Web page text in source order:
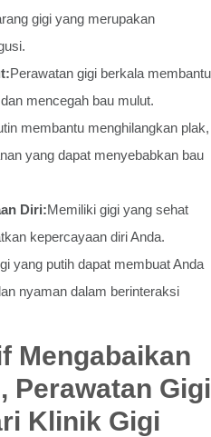
gigi yang merupakan
Perawatan gigi berkala membantu
mencegah bau mulut.
membantu menghilangkan plak,
yang dapat menyebabkan bau
Diri:Memiliki gigi yang sehat
kepercayaan diri Anda.
yang putih dapat membuat Anda
nyaman dalam berinteraksi
Mengabaikan
Perawatan Gigi
Klinik Gigi